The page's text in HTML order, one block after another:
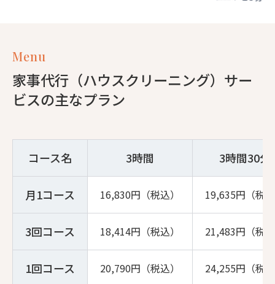
Menu
家事代行（ハウスクリーニング）サー
ビスの主なプラン
コース名 3時間 3時間30分
月1コース 16,830円（税込） 19,635円（税
3回コース 18,414円（税込） 21,483円（税
1回コース 20,790円（税込） 24,255円（税